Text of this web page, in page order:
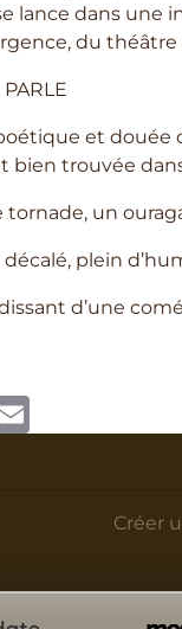
lance dans une
du
et douée
bien trouvée
tornade, un
plein
d’une
Créer